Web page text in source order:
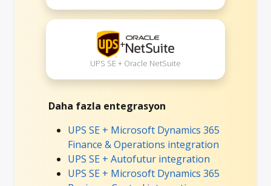
+
UPS SE + Oracle NetSuite
Daha fazla entegrasyon
UPS SE + Microsoft Dynamics 365
Finance & Operations integration
UPS SE + Autofutur integration
UPS SE + Microsoft Dynamics 365